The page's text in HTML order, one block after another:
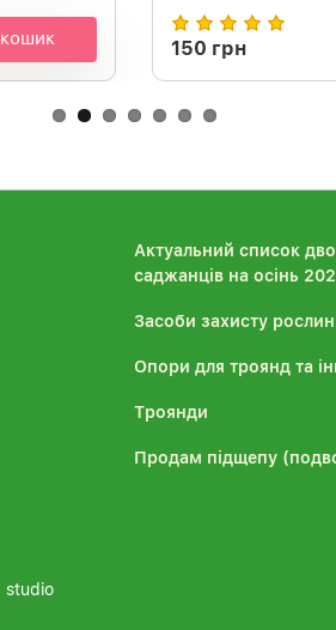
150 грн
Актуальний список
саджанців на осінь
Засоби захисту рослин
Опори для троянд та
Троянди
Продам підщепу
studio